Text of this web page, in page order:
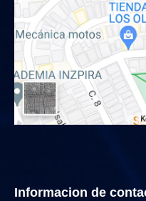
Informacion de